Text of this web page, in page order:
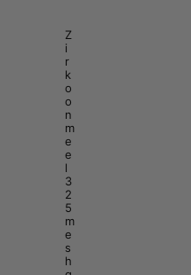
Z
i
r
k
o
o
n
m
e
e
l
3
2
5
m
e
s
h